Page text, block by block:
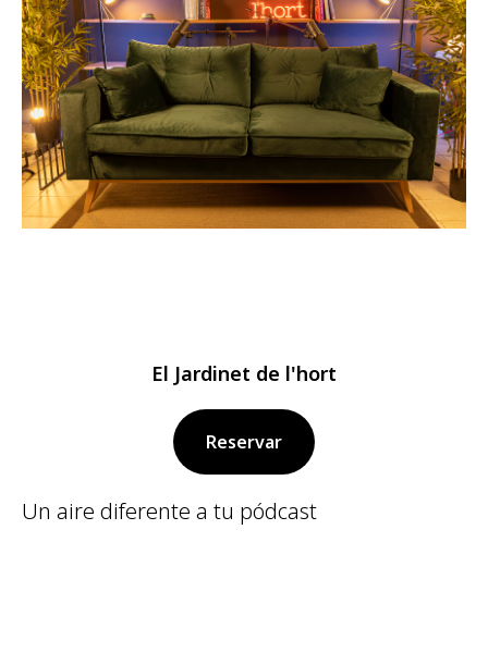
El Jardinet de l'hort
Reservar
Un aire diferente a tu pódcast